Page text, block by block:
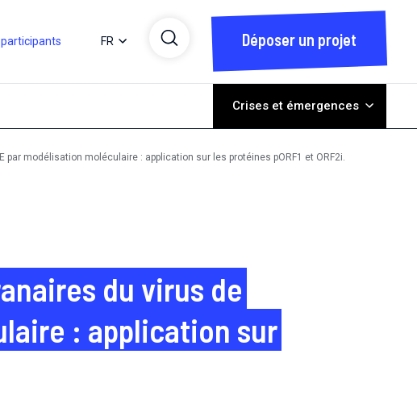
participants FR Déposer un projet
Crises et émergences
modélisation moléculaire : application sur les protéines pORF1 et ORF2i.
du virus de
: application sur